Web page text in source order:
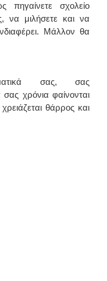
πηγαίνετε σχολείο
να μιλήσετε και να
Μάλλον θα
σας, σας
σας χρόνια φαίνονται
θάρρος και